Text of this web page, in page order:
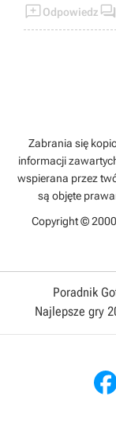
Odpowiedz 
Zabrania się
informacji
wspierana przez
są objęte
Copyright ©
Poradnik
Najlepsze gry